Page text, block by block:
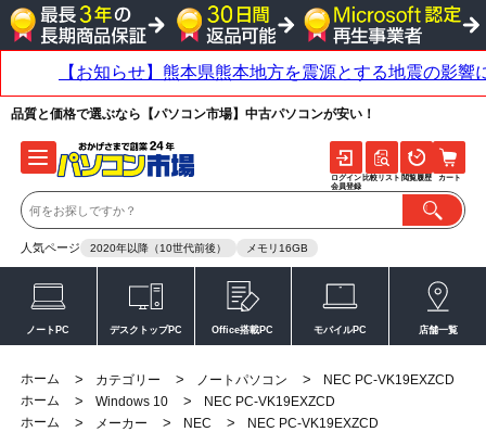
品質と価格で選ぶなら【パソコン市場】中古パソコンが安い！
人気ページ 2020年以降（10世代前後） メモリ16GB
ログイン
会員登録
比較リスト 閲覧履歴 カート
ノートPC デスクトップPC Office搭載PC モバイルPC 店舗一覧
ホーム > カテゴリー > ノートパソコン >
NEC PC-VK19EXZCD
ホーム
> Windows 10 >
NEC PC-VK19EXZCD
ホーム
> メーカー > NEC >
NEC PC-VK19EXZCD